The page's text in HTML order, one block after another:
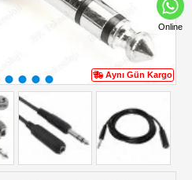
Aynı Gün Kargo
Online